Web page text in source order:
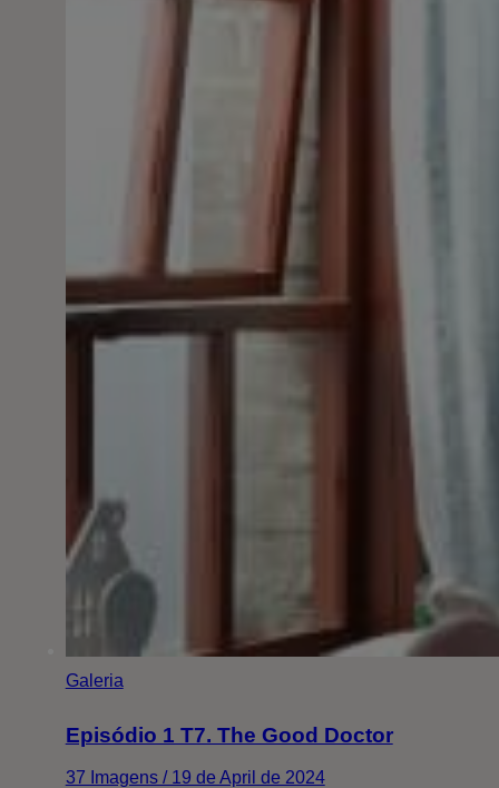
Galeria
Episódio 1 T7. The Good Doctor
37 Imagens / 19 de April de 2024